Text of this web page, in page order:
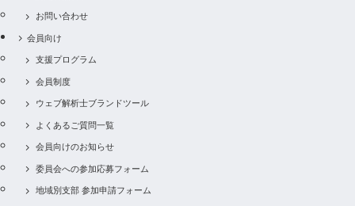
お問い合わせ
会員向け
支援プログラム
会員制度
ウェブ解析士ブランドツール
よくあるご質問一覧
会員向けのお知らせ
委員会への参加応募フォーム
地域別支部 参加申請フォーム